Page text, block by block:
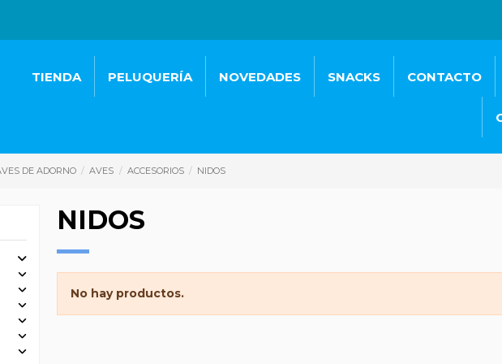
TIENDA PELUQUERÍA NOVEDADES SNACKS CONTACTO
DE ADORNO AVES ACCESORIOS NIDOS
NIDOS
No hay productos.